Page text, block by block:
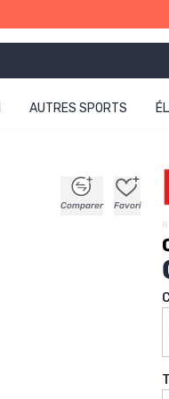
AUTRES SPORTS
+
+
Comparer
+
+
Favori